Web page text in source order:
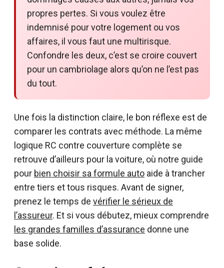
propres pertes. Si vous voulez être
indemnisé pour votre logement ou vos
affaires, il vous faut une multirisque.
Confondre les deux, c’est se croire couvert
pour un cambriolage alors qu’on ne l’est pas
du tout.
Une fois la distinction claire, le bon réflexe est de
comparer les contrats avec méthode. La même
logique RC contre couverture complète se
retrouve d’ailleurs pour la voiture, où notre guide
pour bien choisir sa formule auto aide à trancher
entre tiers et tous risques. Avant de signer,
prenez le temps de vérifier le sérieux de
l’assureur. Et si vous débutez, mieux comprendre
les grandes familles d’assurance donne une
base solide.